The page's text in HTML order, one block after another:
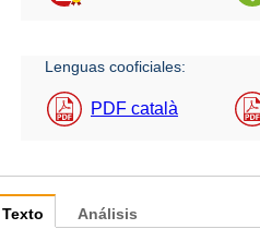
Lenguas cooficiales:
PDF català
Texto Análisis